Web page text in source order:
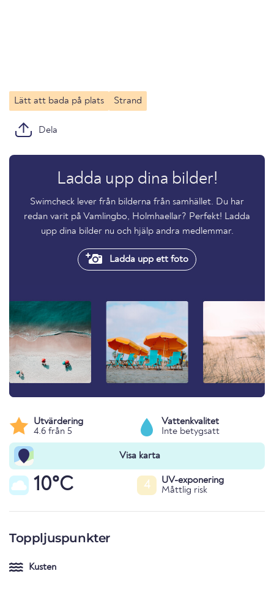
Lätt att bada på plats Strand
Dela
Ladda upp dina bilder!
Swimcheck lever från bilderna från samhället. Du har
redan varit på Vamlingbo, Holmhaellar? Perfekt! Ladda
upp dina bilder nu och hjälp andra medlemmar.
Ladda upp ett foto
Utvärdering
4.6 från 5
Vattenkvalitet
Inte betygsatt
Visa karta
10°C 4
UV-exponering
Måttlig risk
Toppljuspunkter
Kusten